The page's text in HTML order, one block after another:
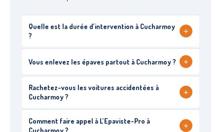
Quelle est la durée d’intervention à Cucharmoy
?
+
Vous enlevez les épaves partout à Cucharmoy ? +
Rachetez-vous les voitures accidentées à
Cucharmoy ?
+
Comment faire appel à L’Epaviste-Pro à
Cucharmoy ?
+